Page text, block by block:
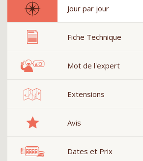
Jour par jour
Fiche Technique
Mot de l'expert
Extensions
Avis
Dates et Prix